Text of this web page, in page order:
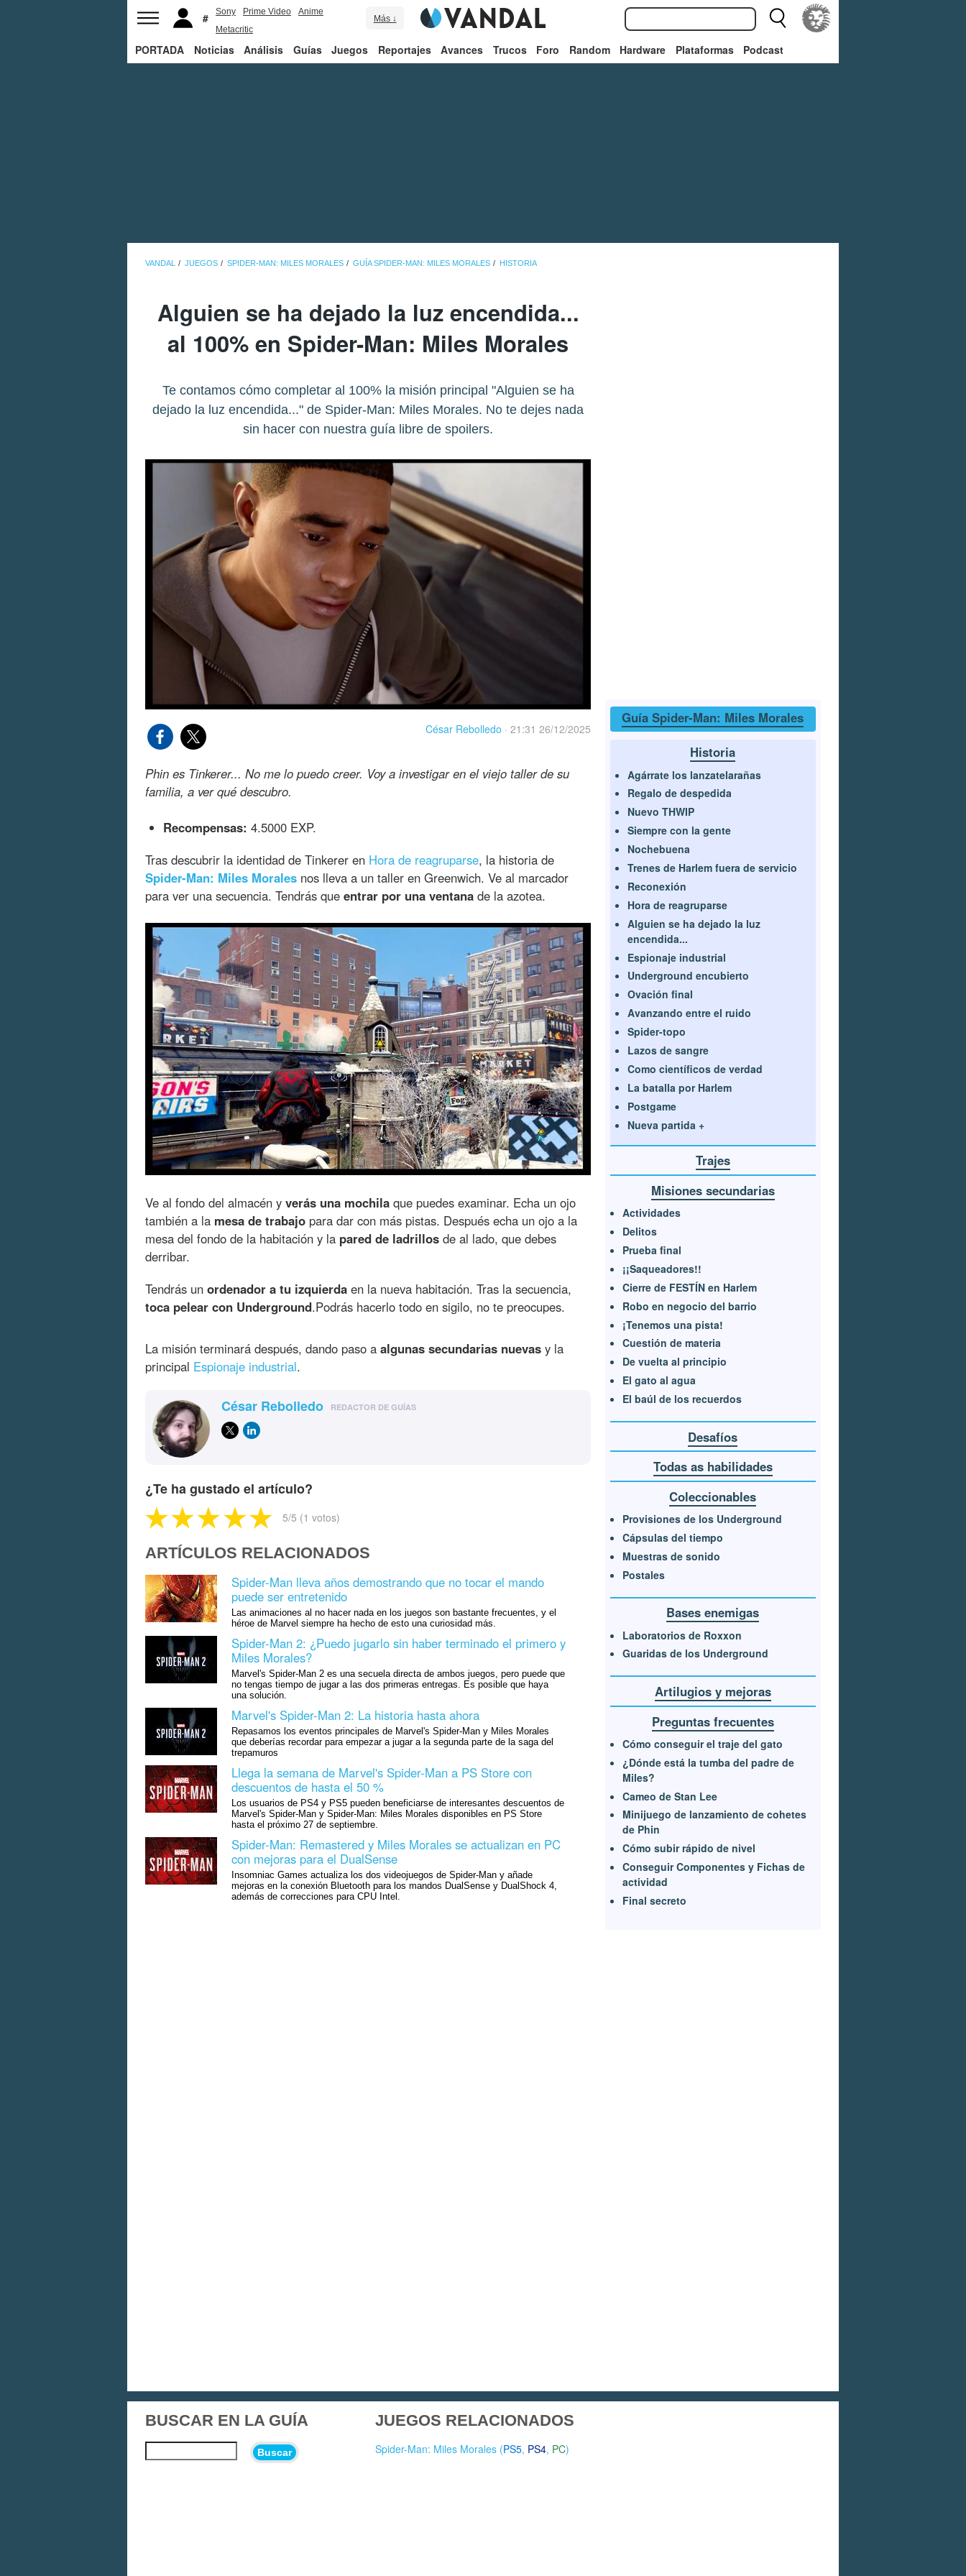
Sony Prime Video
Anime
Metacritic
Más ↓
PORTADA Noticias Análisis Guías Juegos Reportajes Avances Trucos Foro Random Hardware Plataformas Podcast
VANDAL JUEGOS SPIDER-MAN: MILES MORALES GUÍA SPIDER-MAN: MILES MORALES HISTORIA
Alguien se ha dejado la luz encendida...
al 100% en Spider-Man: Miles Morales
Te contamos cómo completar al 100% la misión principal "Alguien se ha
dejado la luz encendida..." de Spider-Man: Miles Morales. No te dejes nada
sin hacer con nuestra guía libre de spoilers.
César Rebolledo · 21:31 26/12/2025
Phin es Tinkerer... No me lo puedo creer. Voy a investigar en el viejo taller de su
familia, a ver qué descubro.
Recompensas: 4.5000 EXP.
Tras descubrir la identidad de Tinkerer en Hora de reagruparse, la historia de
Spider-Man: Miles Morales nos lleva a un taller en Greenwich. Ve al marcador
para ver una secuencia. Tendrás que entrar por una ventana de la azotea.
Ve al fondo del almacén y verás una mochila que puedes examinar. Echa un ojo
también a la mesa de trabajo para dar con más pistas. Después echa un ojo a la
mesa del fondo de la habitación y la pared de ladrillos de al lado, que debes
derribar.
Tendrás un ordenador a tu izquierda en la nueva habitación. Tras la secuencia,
toca pelear con Underground.Podrás hacerlo todo en sigilo, no te preocupes.
La misión terminará después, dando paso a algunas secundarias nuevas y la
principal Espionaje industrial.
César Rebolledo REDACTOR DE GUÍAS
¿Te ha gustado el artículo?
5/5 (1 votos)
ARTÍCULOS RELACIONADOS
Spider-Man lleva años demostrando que no tocar el mando
puede ser entretenido
Las animaciones al no hacer nada en los juegos son bastante frecuentes, y el
héroe de Marvel siempre ha hecho de esto una curiosidad más.
Spider-Man 2: ¿Puedo jugarlo sin haber terminado el primero y
Miles Morales?
Marvel's Spider-Man 2 es una secuela directa de ambos juegos, pero puede que
no tengas tiempo de jugar a las dos primeras entregas. Es posible que haya
una solución.
Marvel's Spider-Man 2: La historia hasta ahora
Repasamos los eventos principales de Marvel's Spider-Man y Miles Morales
que deberías recordar para empezar a jugar a la segunda parte de la saga del
trepamuros
Llega la semana de Marvel's Spider-Man a PS Store con
descuentos de hasta el 50 %
Los usuarios de PS4 y PS5 pueden beneficiarse de interesantes descuentos de
Marvel's Spider-Man y Spider-Man: Miles Morales disponibles en PS Store
hasta el próximo 27 de septiembre.
Spider-Man: Remastered y Miles Morales se actualizan en PC
con mejoras para el DualSense
Insomniac Games actualiza los dos videojuegos de Spider-Man y añade
mejoras en la conexión Bluetooth para los mandos DualSense y DualShock 4,
además de correcciones para CPU Intel.
Guía Spider-Man: Miles Morales
Historia
Agárrate los lanzatelarañas
Regalo de despedida
Nuevo THWIP
Siempre con la gente
Nochebuena
Trenes de Harlem fuera de servicio
Reconexión
Hora de reagruparse
Alguien se ha dejado la luz
encendida...
Espionaje industrial
Underground encubierto
Ovación final
Avanzando entre el ruido
Spider-topo
Lazos de sangre
Como científicos de verdad
La batalla por Harlem
Postgame
Nueva partida +
Trajes
Misiones secundarias
Actividades
Delitos
Prueba final
¡¡Saqueadores!!
Cierre de FESTÍN en Harlem
Robo en negocio del barrio
¡Tenemos una pista!
Cuestión de materia
De vuelta al principio
El gato al agua
El baúl de los recuerdos
Desafíos
Todas as habilidades
Coleccionables
Provisiones de los Underground
Cápsulas del tiempo
Muestras de sonido
Postales
Bases enemigas
Laboratorios de Roxxon
Guaridas de los Underground
Artilugios y mejoras
Preguntas frecuentes
Cómo conseguir el traje del gato
¿Dónde está la tumba del padre de
Miles?
Cameo de Stan Lee
Minijuego de lanzamiento de cohetes
de Phin
Cómo subir rápido de nivel
Conseguir Componentes y Fichas de
actividad
Final secreto
BUSCAR EN LA GUÍA
Buscar
JUEGOS RELACIONADOS
Spider-Man: Miles Morales (PS5, PS4, PC)